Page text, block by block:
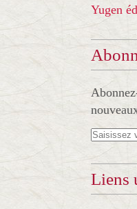
Yugen
Liens